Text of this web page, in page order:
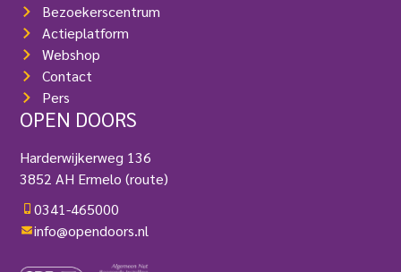
Bezoekerscentrum
Actieplatform
Webshop
Contact
Pers
OPEN DOORS
Harderwijkerweg 136
3852 AH Ermelo(route)
0341-465000
info@opendoors.nl